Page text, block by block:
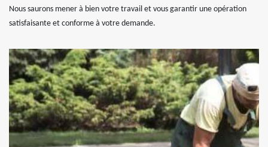
Nous saurons mener à bien votre travail et vous garantir une opération
satisfaisante et conforme à votre demande.